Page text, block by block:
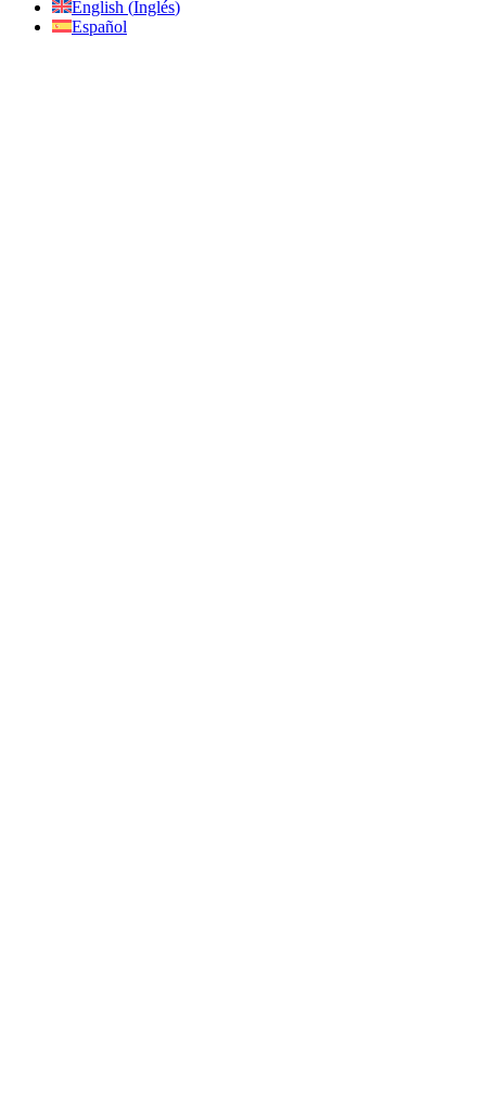
English (Inglés)
Español